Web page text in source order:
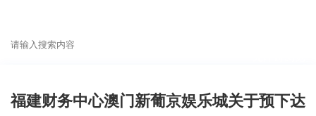
福建财务中心澳门新葡京娱乐城关于预下达